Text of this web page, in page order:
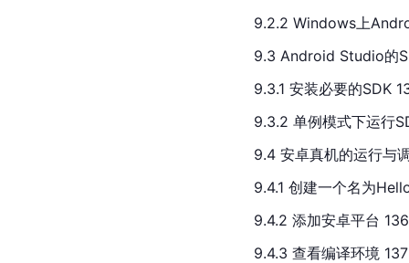
9.2.2 Windows上
9.3 Android Studio的
9.3.1 安装必要的SDK
9.3.2 单例模式下运行
9.4 安卓真机的运行与
9.4.1 创建一个名为
9.4.2 添加安卓平台 136
9.4.3 查看编译环境 137